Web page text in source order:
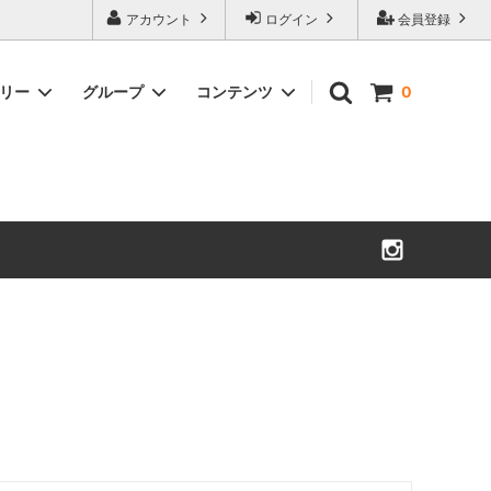
会員登録
ログイン
アカウント
0
ー グループ コンテンツ